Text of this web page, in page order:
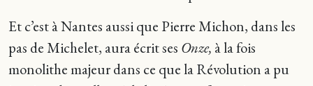
Et c’est à Nantes aussi que Pierre Michon, dans les
pas de Michelet, aura écrit ses Onze, à la fois
monolithe majeur dans ce que la Révolution a pu